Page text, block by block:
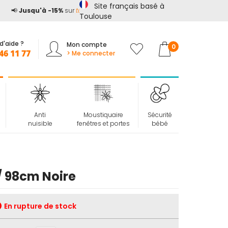
📢Jusqu'à -15%surtout le site*avec le codeETE15
Site français basé à
Toulouse
?
11 77
Mon compte
> Me connecter
Mon panier
0
Anti
nuisible
Moustiquaire
fenêtres et portes
Sécurité
bébé
98cm Noire
En rupture de stock